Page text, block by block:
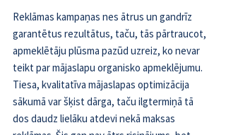
Reklāmas kampaņas nes ātrus un gandrīz
garantētus rezultātus, taču, tās pārtraucot,
apmeklētāju plūsma pazūd uzreiz, ko nevar
teikt par mājaslapu organisko apmeklējumu.
Tiesa, kvalitatīva mājaslapas optimizācija
sākumā var šķist dārga, taču ilgtermiņā tā
dos daudz lielāku atdevi nekā maksas